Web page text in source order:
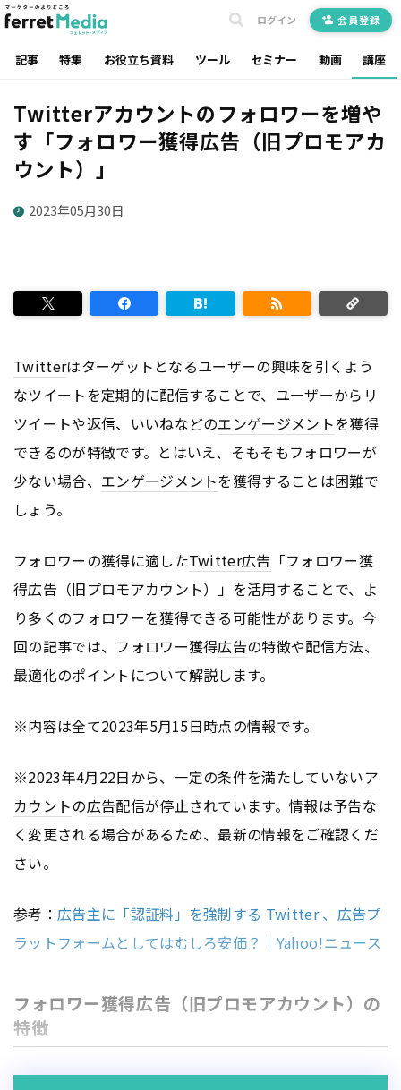
記事 特集 お役立ち資料 ツール セミナー 動画 講座
ログイン 会員登録
Twitterアカウントのフォロワーを増や
す「フォロワー獲得広告（旧プロモアカ
ウント）」
2023年05月30日
Twitterはターゲットとなるユーザーの興味を引くよう
なツイートを定期的に配信することで、ユーザーからリ
ツイートや返信、いいねなどのエンゲージメントを獲得
できるのが特徴です。とはいえ、そもそもフォロワーが
少ない場合、 エンゲージメントを獲得することは困難で
しょう。
フォロワーの獲得に適したTwitter広告 「フォロワー獲
得広告 （旧プロモアカウント）」を活用することで、よ
り多くのフォロワーを獲得できる可能性があります。今
回の記事では、フォロワー獲得広告の特徴や配信方法、
最適化のポイントについて解説します。
※内容は全て2023年5月15日時点の情報です。
※2023年4月22日から、一定の条件を満たしていないア
カウントの広告配信が停止されています。情報は予告な
く変更される場合があるため、最新の情報をご確認くだ
さい。
参考： 広告主に「認証料」を強制する Twitter 、広告プ
ラットフォームとしてはむしろ安価？｜Yahoo!ニュース
フォロワー獲得広告（旧プロモアカウント）の
特徴